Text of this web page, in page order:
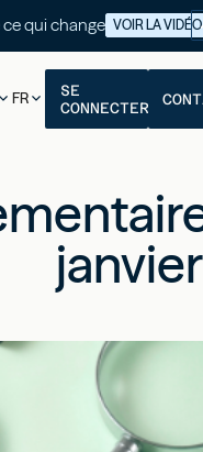
ce qui change VOIR LA VIDÉO
FR
SE
CONNECTER